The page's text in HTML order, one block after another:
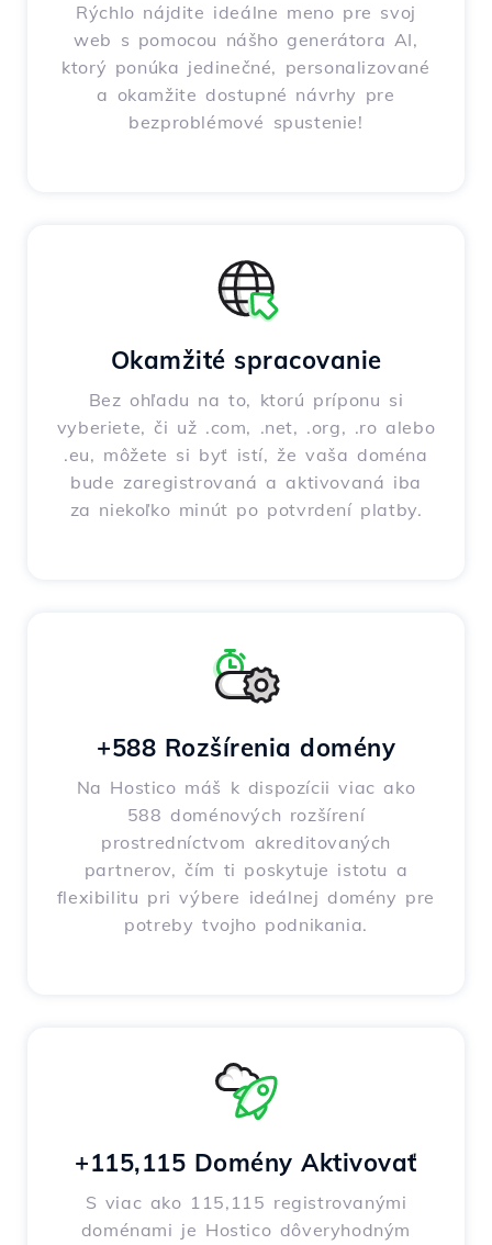
Rýchlo nájdite ideálne meno pre svoj
web s pomocou nášho generátora AI,
ktorý ponúka jedinečné, personalizované
a okamžite dostupné návrhy pre
bezproblémové spustenie!
Okamžité spracovanie
Bez ohľadu na to, ktorú príponu si
vyberiete, či už .com, .net, .org, .ro alebo
.eu, môžete si byť istí, že vaša doména
bude zaregistrovaná a aktivovaná iba
za niekoľko minút po potvrdení platby.
+588 Rozšírenia domény
Na Hostico máš k dispozícii viac ako
588 doménových rozšírení
prostredníctvom akreditovaných
partnerov, čím ti poskytuje istotu a
flexibilitu pri výbere ideálnej domény pre
potreby tvojho podnikania.
+115,115 Domény Aktivovať
S viac ako 115,115 registrovanými
doménami je Hostico dôveryhodným